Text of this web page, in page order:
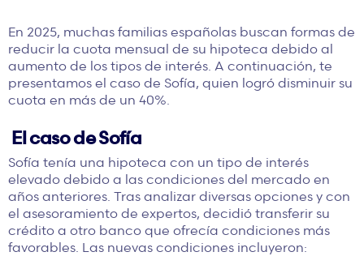
En 2025, muchas familias españolas buscan formas de
reducir la cuota mensual de su hipoteca debido al
aumento de los tipos de interés. A continuación, te
presentamos el caso de Sofía, quien logró disminuir su
cuota en más de un 40%.
El caso de Sofía
Sofía tenía una hipoteca con un tipo de interés
elevado debido a las condiciones del mercado en
años anteriores. Tras analizar diversas opciones y con
el asesoramiento de expertos, decidió transferir su
crédito a otro banco que ofrecía condiciones más
favorables. Las nuevas condiciones incluyeron: